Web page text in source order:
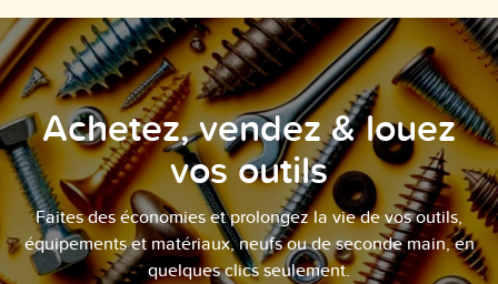
Achetez, vendez & louez
vos outils
Faites des économies et prolongez la vie de vos outils,
équipements et matériaux, neufs ou de seconde main, en
quelques clics seulement.